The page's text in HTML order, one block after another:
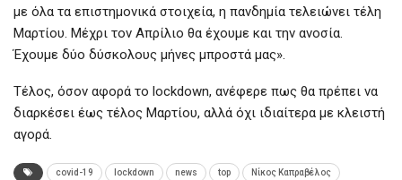
με όλα τα επιστημονικά στοιχεία, η πανδημία τελειώνει τέλη
Μαρτίου. Μέχρι τον Απρίλιο θα έχουμε και την ανοσία.
Έχουμε δύο δύσκολους μήνες μπροστά μας».
Τέλος, όσον αφορά το lockdown, ανέφερε πως θα πρέπει να
διαρκέσει έως τέλος Μαρτίου, αλλά όχι ιδιαίτερα με κλειστή
αγορά.
covid-19 lockdown news top Νίκος Καπραβέλος